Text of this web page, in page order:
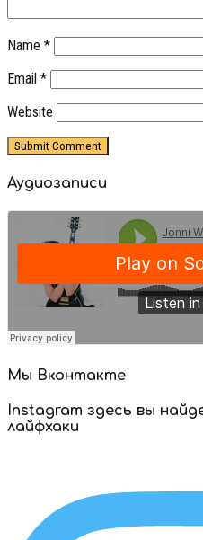
Name *
Email *
Website
Аудиозаписи
Мы Вконтакте
Instagram здесь вы
лайфхаки